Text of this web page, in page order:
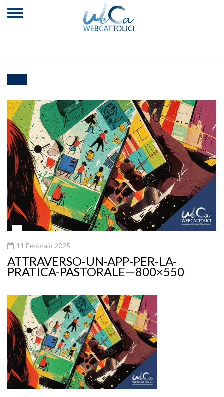
11 Febbraio 2025
ATTRAVERSO-UN-APP-PER-LA-
PRATICA-PASTORALE—800×550